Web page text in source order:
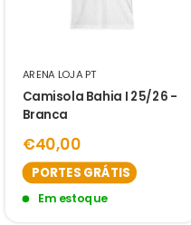
ARENA LOJA PT
Camisola Bahia I 25/26 -
Branca
€40,00
PORTES GRÁTIS
Em estoque